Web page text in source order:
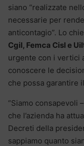
siano “realizzate
necessarie per
anticontagio”. Lo
Cgil, Femca Cisl e
urgente con i vertici
conoscere le
che possa garantire
“Siamo consapevoli
che l’azienda ha
Decreti della
sappiamo quanto